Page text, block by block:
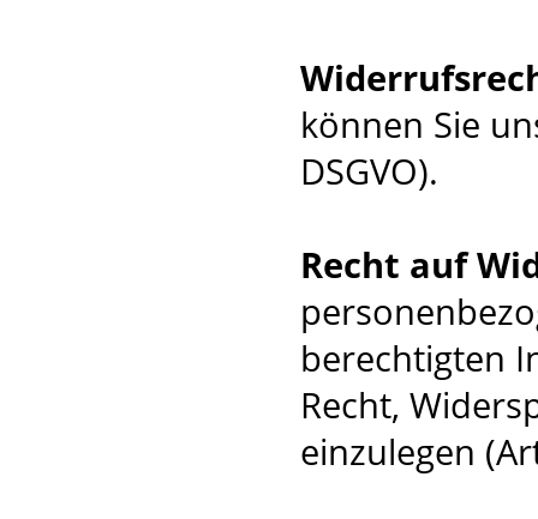
können Sie
DSGVO).
Recht auf
berechtigten
Recht,
einzulegen